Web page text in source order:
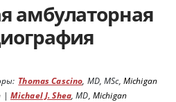
амбулаторная
Thomas Cascino, MD, MSc, Michigan
| Michael J. Shea,MD, Michigan